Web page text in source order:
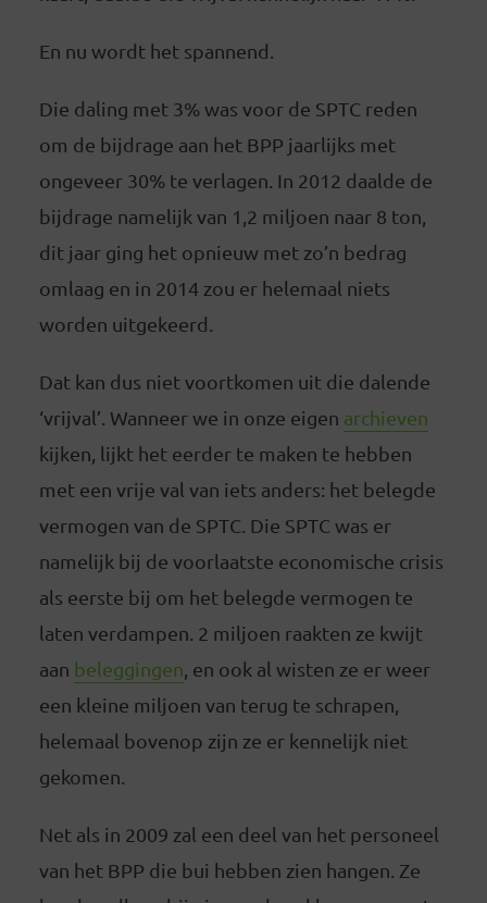
En nu wordt het spannend.
Die daling met 3% was voor de SPTC reden
om de bijdrage aan het BPP jaarlijks met
ongeveer 30% te verlagen. In 2012 daalde de
bijdrage namelijk van 1,2 miljoen naar 8 ton,
dit jaar ging het opnieuw met zo’n bedrag
omlaag en in 2014 zou er helemaal niets
worden uitgekeerd.
Dat kan dus niet voortkomen uit die dalende
‘vrijval’. Wanneer we in onze eigen archieven
kijken, lijkt het eerder te maken te hebben
met een vrije val van iets anders: het belegde
vermogen van de SPTC. Die SPTC was er
namelijk bij de voorlaatste economische crisis
als eerste bij om het belegde vermogen te
laten verdampen. 2 miljoen raakten ze kwijt
aan beleggingen , en ook al wisten ze er weer
een kleine miljoen van terug te schrapen,
helemaal bovenop zijn ze er kennelijk niet
gekomen.
Net als in 2009 zal een deel van het personeel
van het BPP die bui hebben zien hangen. Ze